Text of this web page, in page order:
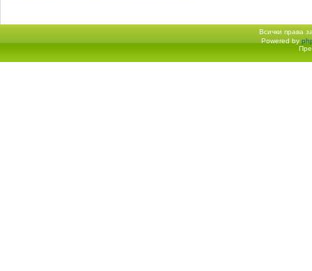
Всички права
Начало форум Powered by